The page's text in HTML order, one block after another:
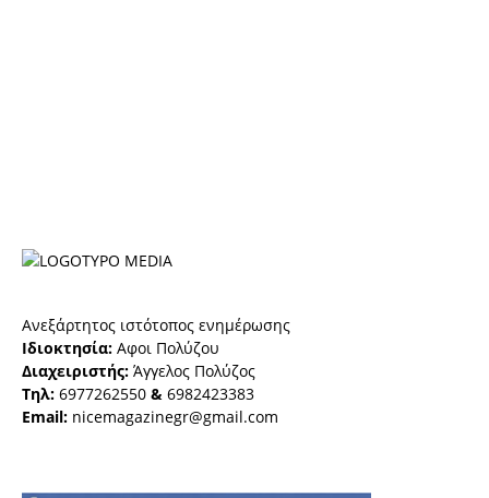
Ανεξάρτητος ιστότοπος ενημέρωσης
Ιδιοκτησία: Αφοι Πολύζου
Διαχειριστής: Άγγελος Πολύζος
Τηλ: 6977262550 & 6982423383
Email: nicemagazinegr@gmail.com